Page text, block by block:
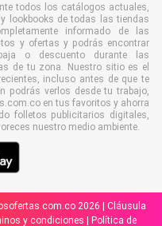
todos los catálogos actuales,
lookbooks de todas las tiendas
informado de las
y ofertas y podrás encontrar
o descuento durante las
de tu zona. Nuestro sitio es el
incluso antes de que te
podrás verlos desde tu trabajo,
en tus favoritos y ahorra
folletos publicitarios digitales,
nuestro medio ambiente.
2026 | Cláusula
y condiciones Política de